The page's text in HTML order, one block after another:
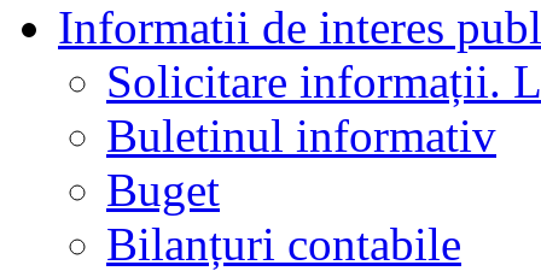
Informatii de interes
Solicitare informații.
Buletinul informativ
Buget
Bilanțuri contabile